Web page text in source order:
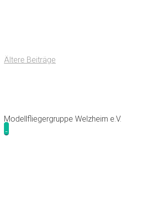
Ältere Beiträge
Modellfliegergruppe Welzheim e.V.